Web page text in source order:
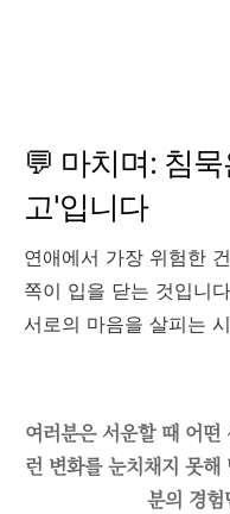
💬 마치며: 침
고'입니다
연애에서 가장 위험한
쪽이 입을 닫는 것입니
서로의 마음을 살피는
여러분은 서운할 때 어떤
런 변화를 눈치채지 못해
분의 경